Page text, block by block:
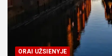
ORAI UŽSIENYJE